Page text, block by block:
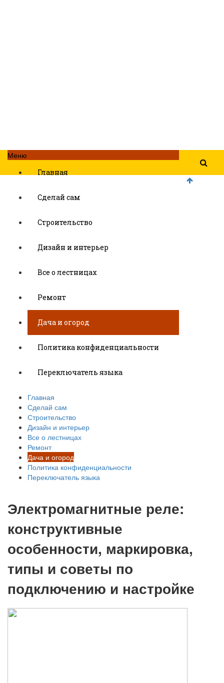
Меню
Главная
Сделай сам
Строительство
Дизайн и интерьер
Все о лестницах
Ремонт
Дача и огород
Политика конфиденциальности
Переключатель языка
Главная
Сделай сам
Строительство
Дизайн и интерьер
Все о лестницах
Ремонт
Дача и огород
Политика конфиденциальности
Переключатель языка
Электромагнитные реле:
конструктивные
особенности, маркировка,
типы и советы по
подключению и настройке